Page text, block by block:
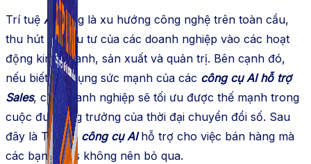
Trí tuệ AI đang là xu hướng công nghệ trên toàn cầu,
thu hút sự đầu tư của các doanh nghiệp vào các hoạt
động kinh doanh, sản xuất và quản trị. Bên cạnh đó,
nếu biết tận dụng sức mạnh của các công cụ AI hỗ trợ
Sales, các doanh nghiệp sẽ tối ưu được thế mạnh trong
cuộc đua tăng trưởng của thời đại chuyển đổi số. Sau
đây là Top 14 công cụ AIhỗ trợ cho việc bán hàng mà
các bạn Sales không nên bỏ qua.